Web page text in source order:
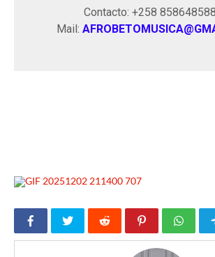
Contacto: +258
Mail: